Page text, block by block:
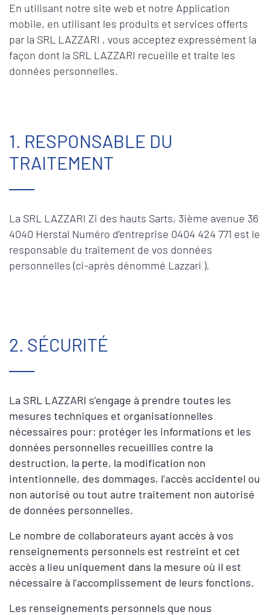
En utilisant notre site web et notre Application
mobile, en utilisant les produits et services offerts
par la SRL LAZZARI , vous acceptez expressément la
façon dont la SRL LAZZARI recueille et traite les
données personnelles.
1. RESPONSABLE DU
TRAITEMENT
La SRL LAZZARI Zi des hauts Sarts, 3ième avenue 36
4040 Herstal Numéro d’entreprise 0404 424 771 est le
responsable du traitement de vos données
personnelles (ci-après dénommé Lazzari ).
2. SÉCURITÉ
La SRL LAZZARI s’engage à prendre toutes les
mesures techniques et organisationnelles
nécessaires pour: protéger les informations et les
données personnelles recueillies contre la
destruction, la perte, la modification non
intentionnelle, des dommages, l’accès accidentel ou
non autorisé ou tout autre traitement non autorisé
de données personnelles.
Le nombre de collaborateurs ayant accès à vos
renseignements personnels est restreint et cet
accès a lieu uniquement dans la mesure où il est
nécessaire à l’accomplissement de leurs fonctions.
Les renseignements personnels que nous